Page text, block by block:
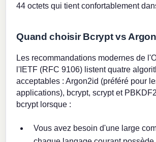
44 octets qui tient confortablement
Quand choisir Bcrypt vs
Les recommandations modernes de
l'IETF (RFC 9106) listent quatre
acceptables : Argon2id (préféré pour
applications), bcrypt, scrypt et
bcrypt lorsque :
Vous avez besoin d'une large